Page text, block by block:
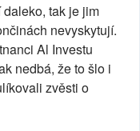
tak je jim
nevyskytují.
Al Investu
nedbá, že to šlo i
zvěsti o